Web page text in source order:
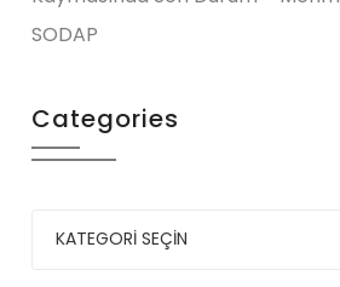
SODAP
Categories